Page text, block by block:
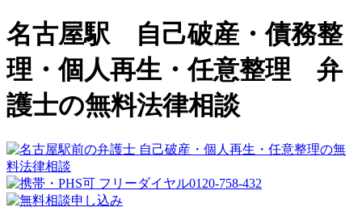
名古屋駅 自己破産・債務整
理・個人再生・任意整理 弁
護士の無料法律相談